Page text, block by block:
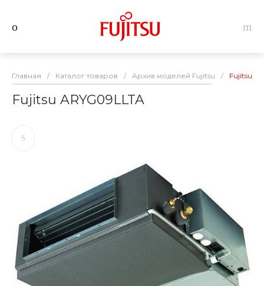
Главная / Каталог товаров / Архив моделей Fujitsu / Fujitsu
Fujitsu ARYG09LLTA